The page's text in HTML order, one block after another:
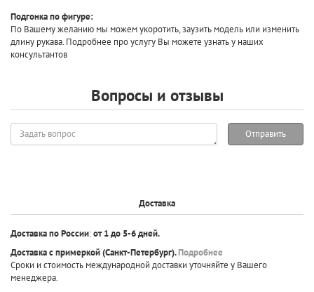
Подгонка по фигуре:
По Вашему желанию мы можем укоротить, заузить модель или изменить
длину рукава. Подробнее про услугу Вы можете узнать у наших
консультантов
Вопросы и отзывы
Задать
вопрос
Отправить
Доставка
Доставка по России:от 1 до 5-6 дней.
Доставка с примеркой(Санкт-Петербург).Подробнее
Сроки и стоимость международной доставки уточняйте у Вашего
менеджера.